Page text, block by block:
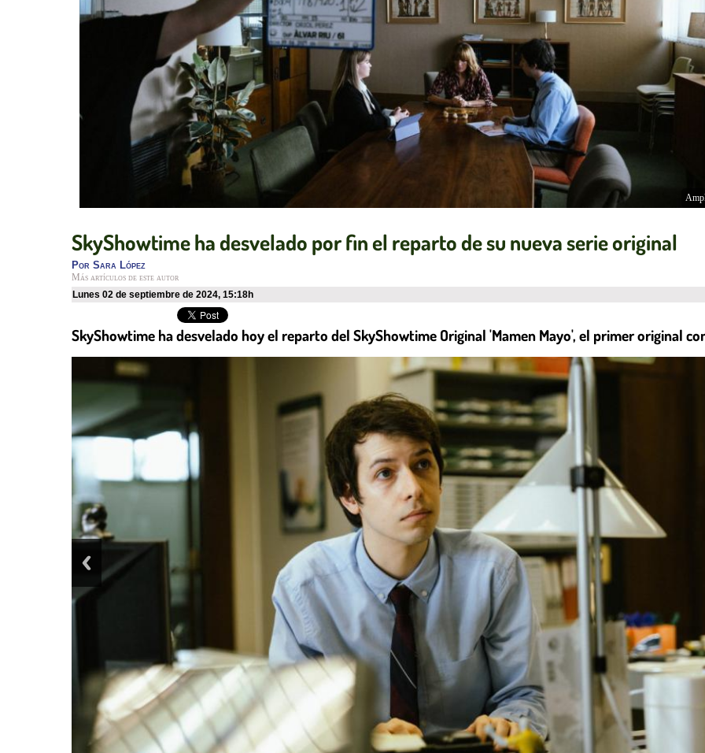
SkyShowtime ha desvelado por fin el reparto de su nueva serie original
Por Sara López
Más artículos de este autor
lunes 02 de septiembre de 2024, 15:18h
SkyShowtime ha desvelado hoy el reparto del SkyShowtime Original 'Mamen Mayo', el primer original